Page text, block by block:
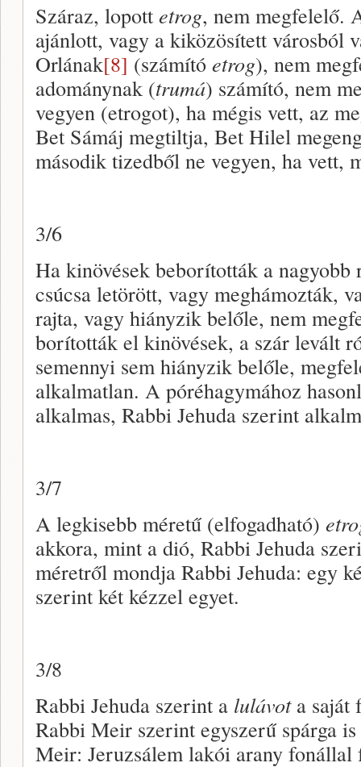
Száraz, lopott etrog, nem megfelelő.
ajánlott, vagy a kiközösített városból
Orlának[8] (számító etrog), nem
adománynak (trumá) számító, nem
vegyen (etrogot), ha mégis vett, az
Bet Sámáj megtiltja, Bet Hilel
második tizedből ne vegyen, ha vett,
3/6
Ha kinövések beborították a nagyobb
csúcsa letörött, vagy meghámozták,
rajta, vagy hiányzik belőle, nem
borították el kinövések, a szár levált
semennyi sem hiányzik belőle,
alkalmatlan. A póréhagymához
alkalmas, Rabbi Jehuda szerint
3/7
A legkisebb méretű (elfogadható)
akkora, mint a dió, Rabbi Jehuda
méretről mondja Rabbi Jehuda: egy
szerint két kézzel egyet.
3/8
Rabbi Jehuda szerint a lulávota saját
Rabbi Meir szerint egyszerű spárga
Meir: Jeruzsálem lakói arany fonállal